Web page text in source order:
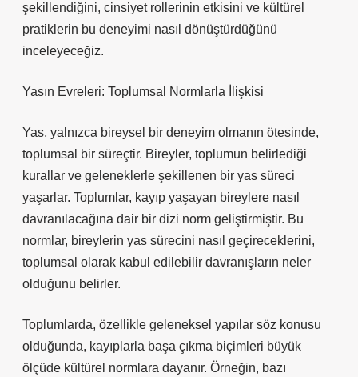
şekillendiğini, cinsiyet rollerinin etkisini ve kültürel
pratiklerin bu deneyimi nasıl dönüştürdüğünü
inceleyeceğiz.
Yasın Evreleri: Toplumsal Normlarla İlişkisi
Yas, yalnızca bireysel bir deneyim olmanın ötesinde,
toplumsal bir süreçtir. Bireyler, toplumun belirlediği
kurallar ve geleneklerle şekillenen bir yas süreci
yaşarlar. Toplumlar, kayıp yaşayan bireylere nasıl
davranılacağına dair bir dizi norm geliştirmiştir. Bu
normlar, bireylerin yas sürecini nasıl geçireceklerini,
toplumsal olarak kabul edilebilir davranışların neler
olduğunu belirler.
Toplumlarda, özellikle geleneksel yapılar söz konusu
olduğunda, kayıplarla başa çıkma biçimleri büyük
ölçüde kültürel normlara dayanır. Örneğin, bazı